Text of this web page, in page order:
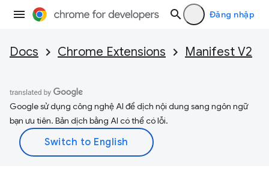
Đăng nhập
Docs Chrome Extensions Manifest V2
Google sử dụng công nghệ AI để dịch nội dung sang ngôn ngữ
bạn ưu tiên. Bản dịch bằng AI có thể có lỗi.